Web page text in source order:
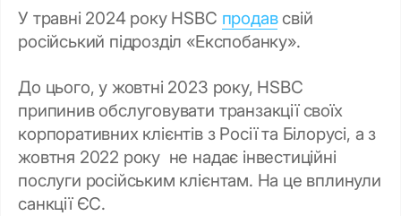
У травні 2024 року HSBC продавсвій
російський підрозділ «Експобанку».
До цього, у жовтні 2023 року, HSBC
припинив обслуговувати транзакції своїх
корпоративних клієнтів з Росії та Білорусі, а з
жовтня 2022 року не надає інвестиційні
послуги російським клієнтам. На це вплинули
санкції ЄС.